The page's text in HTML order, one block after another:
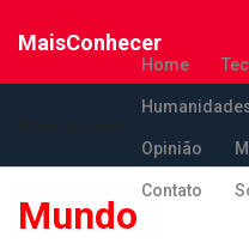
MaisConhecer
Home
Opinião
Contato
Mundo